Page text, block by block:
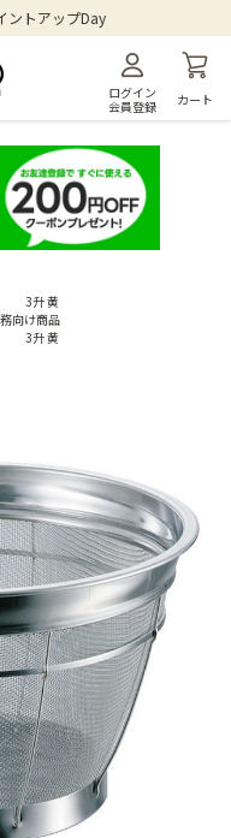
ントアップDay
ログイン
会員登録
カート
3升 黄
向け商品
3升 黄